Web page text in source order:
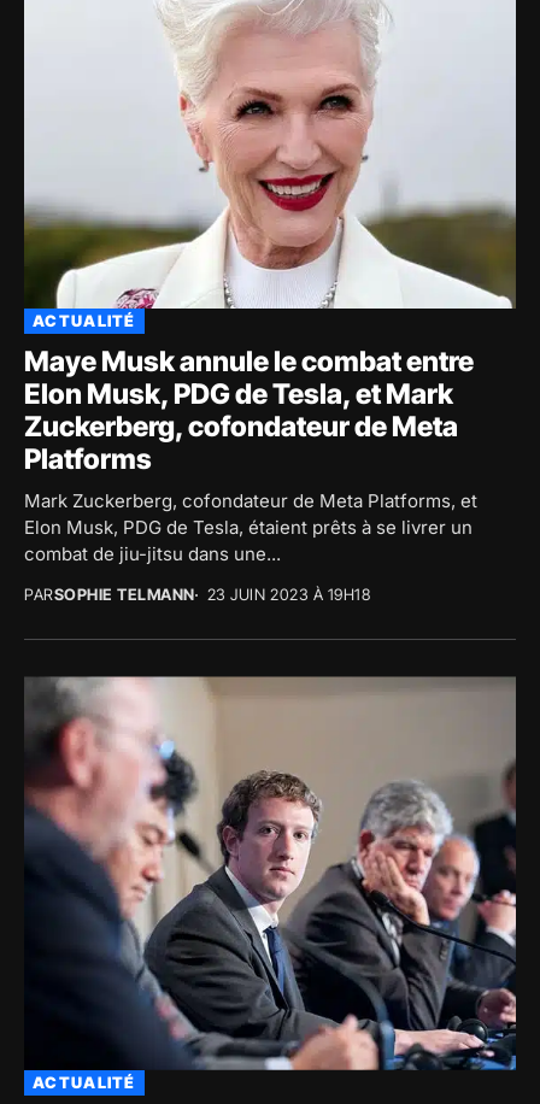
ACTUALITÉ
Maye Musk annule le combat entre
Elon Musk, PDG de Tesla, et Mark
Zuckerberg, cofondateur de Meta
Platforms
Mark Zuckerberg, cofondateur de Meta Platforms, et
Elon Musk, PDG de Tesla, étaient prêts à se livrer un
combat de jiu-jitsu dans une...
PARSOPHIE TELMANN 23 JUIN 2023 À 19H18
ACTUALITÉ